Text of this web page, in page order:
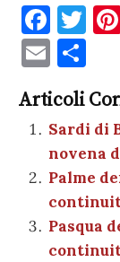
F
a
c
e
b
o
o
k
T
te
r
E
m
ai
l
o
n
di
vi
di
Articoli
Sardi di
novena
Palme
Pasqua